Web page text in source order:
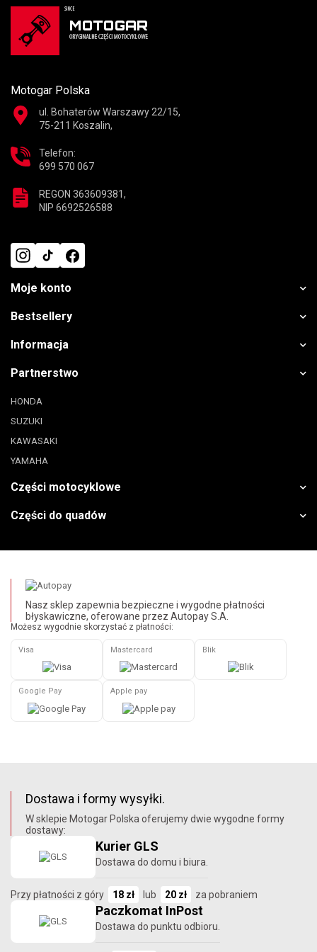
Motogar Polska
ul. Bohaterów Warszawy 22/15,
75-211 Koszalin,
Telefon:
699 570 067
REGON 363609381,
NIP 6692526588
Moje konto
Bestsellery
Informacja
Partnerstwo
HONDA
SUZUKI
KAWASAKI
YAMAHA
Części motocyklowe
Części do quadów
Nasz sklep zapewnia bezpieczne i wygodne płatności
błyskawiczne, oferowane przez Autopay S.A.
Możesz wygodnie skorzystać z płatności:
Visa Mastercard Blik
Google Pay Apple pay
Dostawa i formy wysyłki.
W sklepie Motogar Polska oferujemy dwie wygodne formy
dostawy:
Kurier GLS
Dostawa do domu i biura.
Przy płatności z góry 18 zł lub 20 zł za pobraniem
Paczkomat InPost
Dostawa do punktu odbioru.